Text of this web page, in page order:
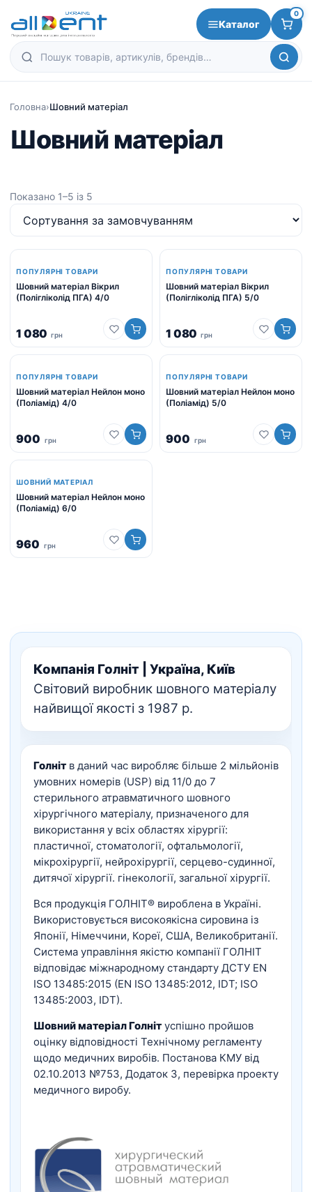
Каталог
0
Головна›Шовний матеріал
Шовний матеріал
Показано 1–5 із 5
ПОПУЛЯРНІ ТОВАРИ
Шовний матеріал Вікрил
(Полігліколід ПГА) 4/0
1 080 грн
ПОПУЛЯРНІ ТОВАРИ
Шовний матеріал Вікрил
(Полігліколід ПГА) 5/0
1 080 грн
ПОПУЛЯРНІ ТОВАРИ
Шовний матеріал Нейлон моно
(Поліамід) 4/0
900 грн
ПОПУЛЯРНІ ТОВАРИ
Шовний матеріал Нейлон моно
(Поліамід) 5/0
900 грн
ШОВНИЙ МАТЕРІАЛ
Шовний матеріал Нейлон моно
(Поліамід) 6/0
960 грн
Компанія Голніт | Україна, Київ
Світовий виробник шовного матеріалу
найвищої якості з 1987 р.
Голніт в даний час виробляє більше 2 мільйонів
умовних номерів (USP) від 11/0 до 7
стерильного атравматичного шовного
хірургічного матеріалу, призначеного для
використання у всіх областях хірургії:
пластичної, стоматології, офтальмології,
мікрохірургії, нейрохірургії, серцево-судинної,
дитячої хірургії. гінекології, загальної хірургії.
Вся продукція ГОЛНІТ® вироблена в Україні.
Використовується високоякісна сировина із
Японії, Німеччини, Кореї, США, Великобританії.
Система управління якістю компанії ГОЛНІТ
відповідає міжнародному стандарту ДСТУ ЕN
ISO 13485:2015 (ЕN ISO 13485:2012, IDT; ISO
13485:2003, IDT).
Шовний матеріал Голніт успішно пройшов
оцінку відповідності Технічному регламенту
щодо медичних виробів. Постанова КМУ від
02.10.2013 №753, Додаток 3, перевірка проекту
медичного виробу.